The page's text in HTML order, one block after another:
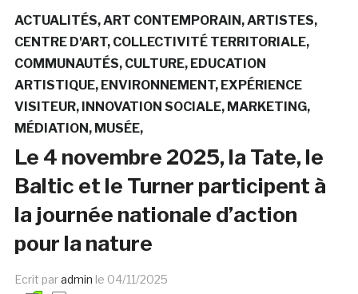
ACTUALITÉS ART CONTEMPORAIN ARTISTES
CENTRE D'ART COLLECTIVITÉ TERRITORIALE
COMMUNAUTÉS CULTURE EDUCATION
ARTISTIQUE ENVIRONNEMENT EXPÉRIENCE
VISITEUR INNOVATION SOCIALE MARKETING
MÉDIATION MUSÉE
Le 4 novembre 2025, la Tate, le
Baltic et le Turner participent à
la journée nationale d’action
pour la nature
Ecrit paradmin le 04/11/2025